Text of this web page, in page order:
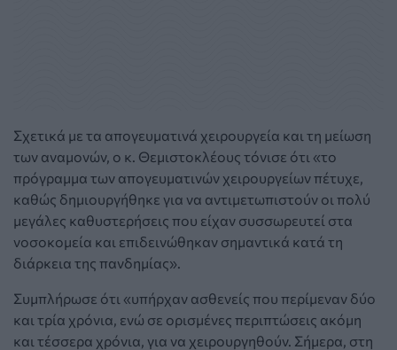
Σχετικά με τα απογευματινά χειρουργεία και τη μείωση
των αναμονών, ο κ. Θεμιστοκλέους τόνισε ότι «το
πρόγραμμα των απογευματινών χειρουργείων πέτυχε,
καθώς δημιουργήθηκε για να αντιμετωπιστούν οι πολύ
μεγάλες καθυστερήσεις που είχαν συσσωρευτεί στα
νοσοκομεία και επιδεινώθηκαν σημαντικά κατά τη
διάρκεια της πανδημίας».
Συμπλήρωσε ότι «υπήρχαν ασθενείς που περίμεναν δύο
και τρία χρόνια, ενώ σε ορισμένες περιπτώσεις ακόμη
και τέσσερα χρόνια, για να χειρουργηθούν. Σήμερα, στη